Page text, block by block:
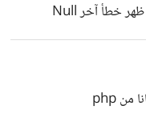
يعمل لكن الان بعد تنفيذ ما اخبرتني ظهر خطأ آخر Null